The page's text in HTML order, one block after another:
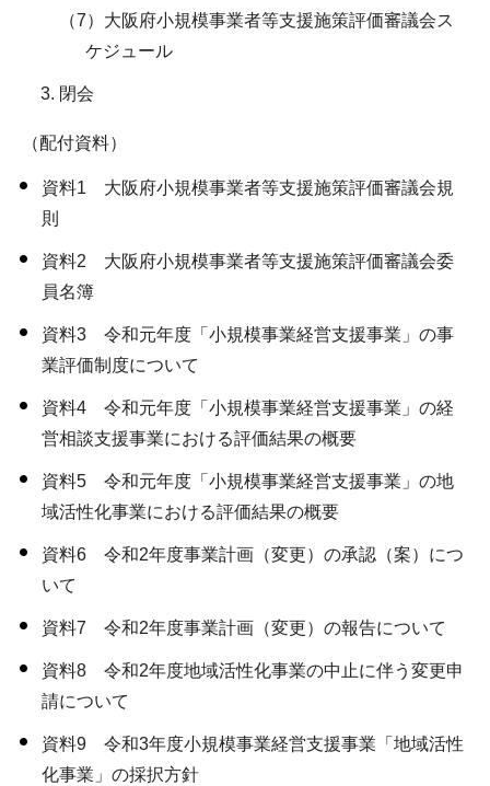
（7）大阪府小規模事業者等支援施策評価審議会ス
ケジュール
閉会
（配付資料）
資料1 大阪府小規模事業者等支援施策評価審議会規
則
資料2 大阪府小規模事業者等支援施策評価審議会委
員名簿
資料3 令和元年度「小規模事業経営支援事業」の事
業評価制度について
資料4 令和元年度「小規模事業経営支援事業」の経
営相談支援事業における評価結果の概要
資料5 令和元年度「小規模事業経営支援事業」の地
域活性化事業における評価結果の概要
資料6 令和2年度事業計画（変更）の承認（案）につ
いて
資料7 令和2年度事業計画（変更）の報告について
資料8 令和2年度地域活性化事業の中止に伴う変更申
請について
資料9 令和3年度小規模事業経営支援事業「地域活性
化事業」の採択方針